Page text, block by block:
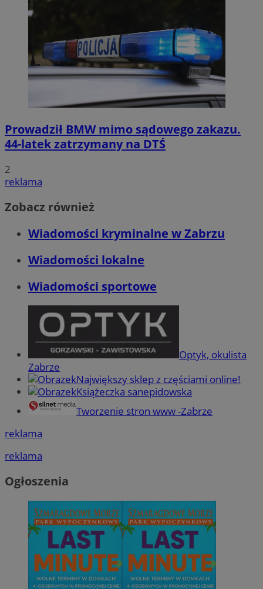
Prowadził BMW mimo sądowego zakazu.
44-latek zatrzymany na DTŚ
2
reklama
Zobacz również
Wiadomości kryminalne w Zabrzu
Wiadomości lokalne
Wiadomości sportowe
Optyk, okulista
Zabrze
Największy sklep z częściami online!
Książeczka sanepidowska
Tworzenie stron www -Zabrze
reklama
reklama
Ogłoszenia